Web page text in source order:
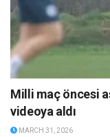
Milli maç öncesi
videoya aldı
MARCH 31, 2026